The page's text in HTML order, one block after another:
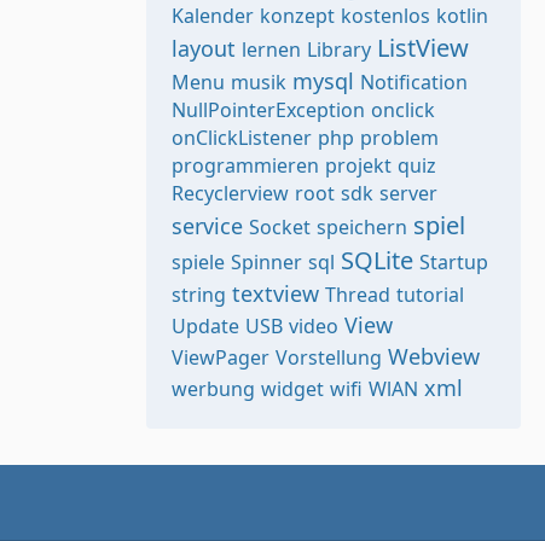
Kalender konzept kostenlos kotlin
layout lernen Library ListView
Menu musik mysql Notification
NullPointerException onclick
onClickListener php problem
programmieren projekt quiz
Recyclerview root sdk server
service Socket speichern spiel
spiele Spinner sql SQLite Startup
string textview Thread tutorial
Update USB video View
ViewPager Vorstellung Webview
werbung widget wifi WlAN xml